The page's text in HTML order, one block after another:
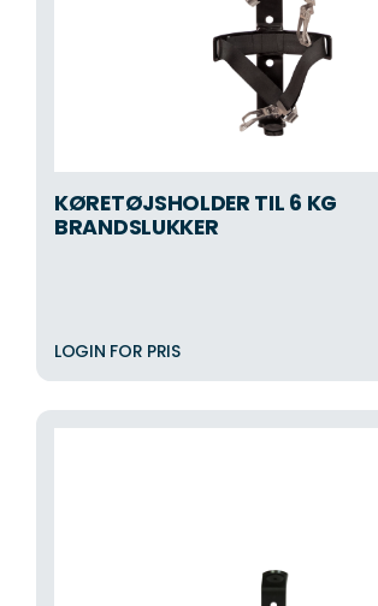
KØRETØJSHOLDER TIL 6 KG
BRANDSLUKKER
LOGIN FOR PRIS